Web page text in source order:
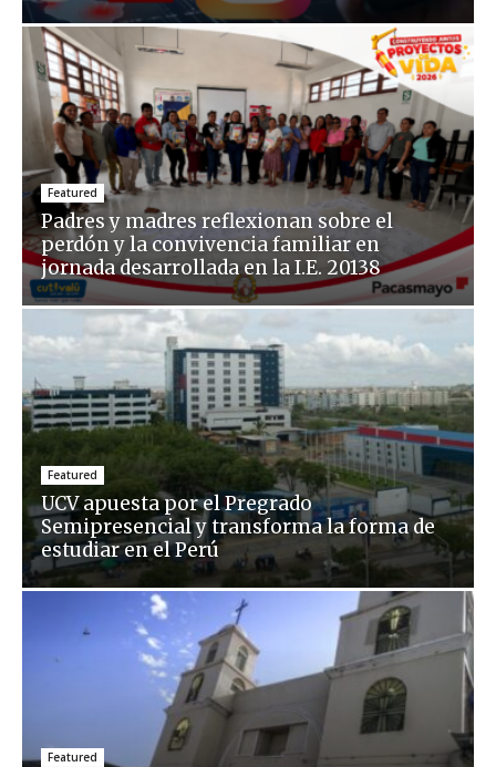
Featured
Padres y madres reflexionan sobre el
perdón y la convivencia familiar en
jornada desarrollada en la I.E. 20138
Featured
UCV apuesta por el Pregrado
Semipresencial y transforma la forma de
estudiar en el Perú
Featured